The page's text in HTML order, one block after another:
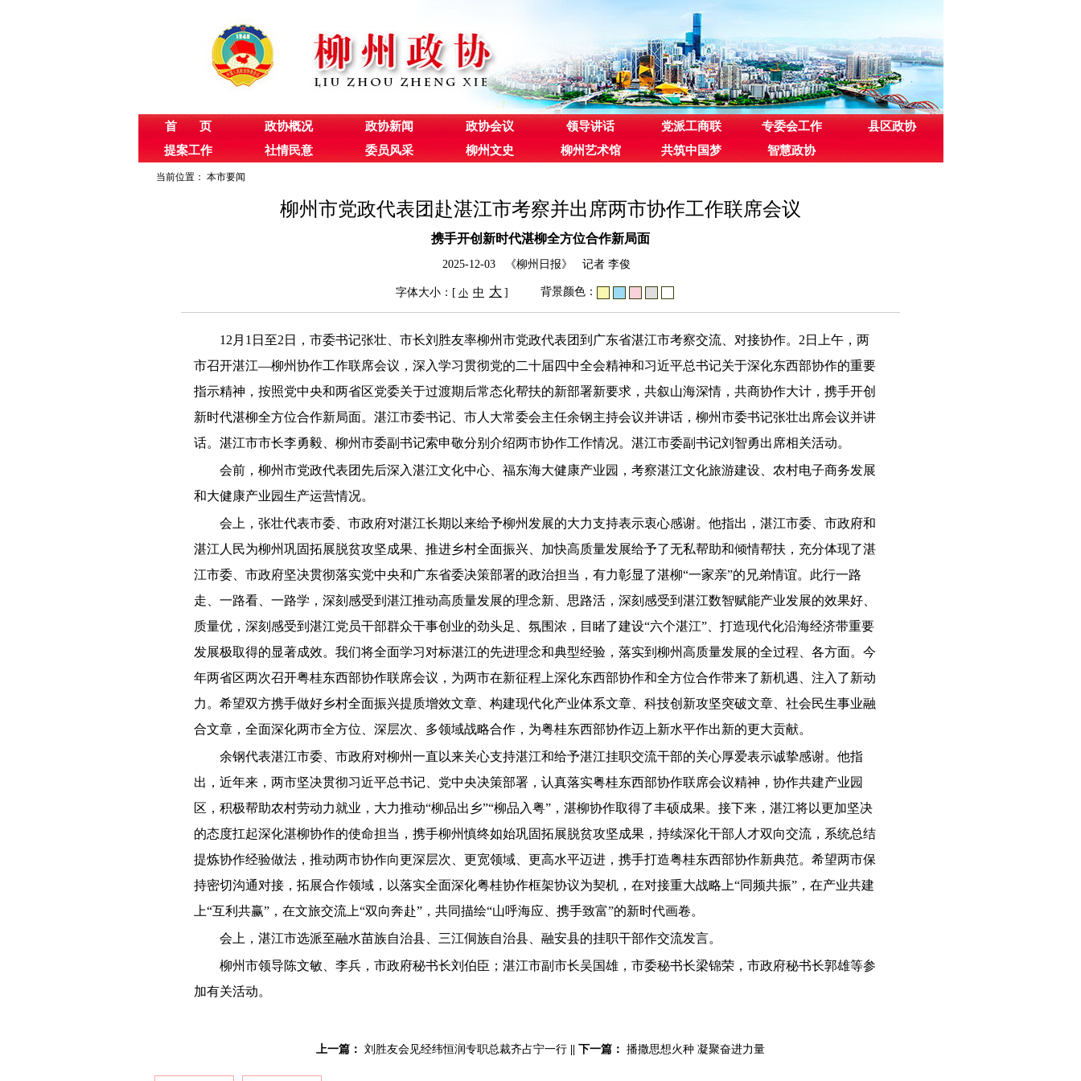
首 页 政协概况 政协新闻 政协会议 领导讲话 党派工商联 专委会工作
县区政协
提案工作
社情民意 委员风采 柳州文史 柳州艺术馆 共筑中国梦 智慧政协
当前位置： 本市要闻
柳州市党政代表团赴湛江市考察并出席两市协作工作联席会议
携手开创新时代湛柳全方位合作新局面
2025-12-03 《柳州日报》 记者 李俊
字体大小：[ 小 中 大 ] 背景颜色：
12月1日至2日，市委书记张壮、市长刘胜友率柳州市党政代表团到广东省湛江市考察交流、对接协作。2日上午，两
市召开湛江—柳州协作工作联席会议，深入学习贯彻党的二十届四中全会精神和习近平总书记关于深化东西部协作的重要
指示精神，按照党中央和两省区党委关于过渡期后常态化帮扶的新部署新要求，共叙山海深情，共商协作大计，携手开创
新时代湛柳全方位合作新局面。湛江市委书记、市人大常委会主任余钢主持会议并讲话，柳州市委书记张壮出席会议并讲
话。湛江市市长李勇毅、柳州市委副书记索申敬分别介绍两市协作工作情况。湛江市委副书记刘智勇出席相关活动。
会前，柳州市党政代表团先后深入湛江文化中心、福东海大健康产业园，考察湛江文化旅游建设、农村电子商务发展
和大健康产业园生产运营情况。
会上，张壮代表市委、市政府对湛江长期以来给予柳州发展的大力支持表示衷心感谢。他指出，湛江市委、市政府和
湛江人民为柳州巩固拓展脱贫攻坚成果、推进乡村全面振兴、加快高质量发展给予了无私帮助和倾情帮扶，充分体现了湛
江市委、市政府坚决贯彻落实党中央和广东省委决策部署的政治担当，有力彰显了湛柳“一家亲”的兄弟情谊。此行一路
走、一路看、一路学，深刻感受到湛江推动高质量发展的理念新、思路活，深刻感受到湛江数智赋能产业发展的效果好、
质量优，深刻感受到湛江党员干部群众干事创业的劲头足、氛围浓，目睹了建设“六个湛江”、打造现代化沿海经济带重要
发展极取得的显著成效。我们将全面学习对标湛江的先进理念和典型经验，落实到柳州高质量发展的全过程、各方面。今
年两省区两次召开粤桂东西部协作联席会议，为两市在新征程上深化东西部协作和全方位合作带来了新机遇、注入了新动
力。希望双方携手做好乡村全面振兴提质增效文章、构建现代化产业体系文章、科技创新攻坚突破文章、社会民生事业融
合文章，全面深化两市全方位、深层次、多领域战略合作，为粤桂东西部协作迈上新水平作出新的更大贡献。
余钢代表湛江市委、市政府对柳州一直以来关心支持湛江和给予湛江挂职交流干部的关心厚爱表示诚挚感谢。他指
出，近年来，两市坚决贯彻习近平总书记、党中央决策部署，认真落实粤桂东西部协作联席会议精神，协作共建产业园
区，积极帮助农村劳动力就业，大力推动“柳品出乡”“柳品入粤”，湛柳协作取得了丰硕成果。接下来，湛江将以更加坚决
的态度扛起深化湛柳协作的使命担当，携手柳州慎终如始巩固拓展脱贫攻坚成果，持续深化干部人才双向交流，系统总结
提炼协作经验做法，推动两市协作向更深层次、更宽领域、更高水平迈进，携手打造粤桂东西部协作新典范。希望两市保
持密切沟通对接，拓展合作领域，以落实全面深化粤桂协作框架协议为契机，在对接重大战略上“同频共振”，在产业共建
上“互利共赢”，在文旅交流上“双向奔赴”，共同描绘“山呼海应、携手致富”的新时代画卷。
会上，湛江市选派至融水苗族自治县、三江侗族自治县、融安县的挂职干部作交流发言。
柳州市领导陈文敏、李兵，市政府秘书长刘伯臣；湛江市副市长吴国雄，市委秘书长梁锦荣，市政府秘书长郭雄等参
加有关活动。
上一篇： 刘胜友会见经纬恒润专职总裁齐占宁一行 下一篇： 播撒思想火种 凝聚奋进力量